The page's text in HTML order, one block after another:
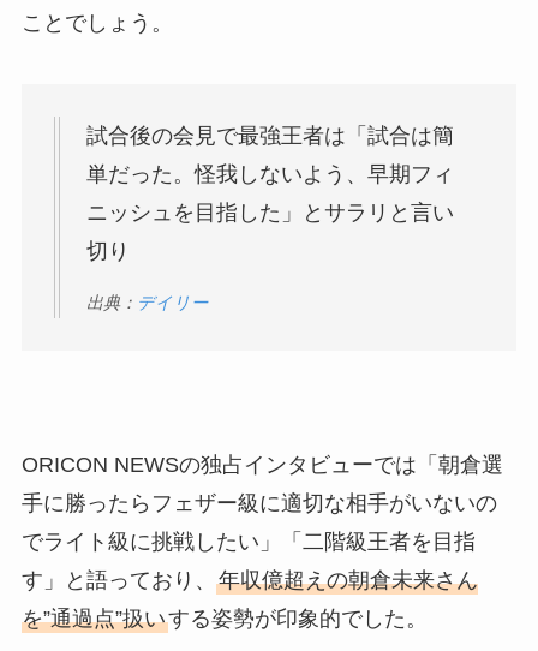
ことでしょう。
試合後の会見で最強王者は「試合は簡
単だった。怪我しないよう、早期フィ
ニッシュを目指した」とサラリと言い
切り
出典： デイリー
ORICON NEWSの独占インタビューでは「朝倉選
手に勝ったらフェザー級に適切な相手がいないの
でライト級に挑戦したい」「二階級王者を目指
す」と語っており、 年収億超えの朝倉未来さん
を”通過点”扱いする姿勢が印象的でした。